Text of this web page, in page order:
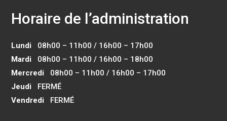
Horaire de l’administration
Lundi 08h00 – 11h00 / 16h00 – 17h00
Mardi 08h00 – 11h00 / 16h00 – 18h00
Mercredi 08h00 – 11h00 / 16h00 – 17h00
Jeudi FERMÉ
Vendredi FERMÉ